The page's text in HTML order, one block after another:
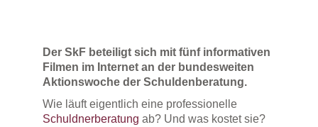
Der SkF beteiligt sich mit fünf informativen
Filmen im Internet an der bundesweiten
Aktionswoche der Schuldenberatung.
Wie läuft eigentlich eine professionelle
Schuldnerberatung ab? Und was kostet sie?